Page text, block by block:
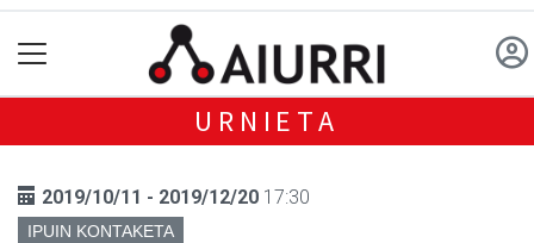
URNIETA
2019/10/11 - 2019/12/20 17:30
IPUIN KONTAKETA